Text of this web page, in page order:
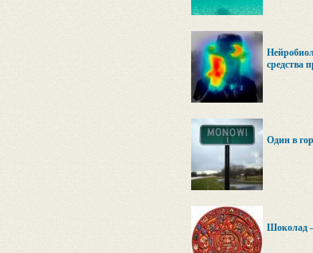
средства
Один в
Шоколад –